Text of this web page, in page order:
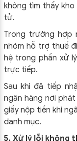
không tìm thấy
tử.
Trong trường hợp
nhóm hỗ trợ thuế
hệ trong phần xử
trực tiếp.
Sau khi đã tiếp
ngân hàng nơi
giấy nộp tiền khi
danh mục.
5. Xử lý lỗi không